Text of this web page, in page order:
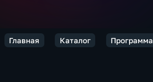
Главная Каталог Программа